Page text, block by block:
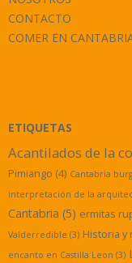
CONTACTO
COMER EN
ETIQUETAS
Acantilados de la
Pimiango (4) Cantabria
interpretación de la
Cantabria (5) ermitas
Valderredible (3) Historia y
encanto en Castilla Leon (3)